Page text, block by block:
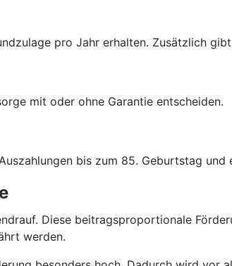
pro Jahr erhalten. Zusätzlich
mit oder ohne Garantie entscheiden.
bis zum 85. Geburtstag und
Diese beitragsproportionale
werden.